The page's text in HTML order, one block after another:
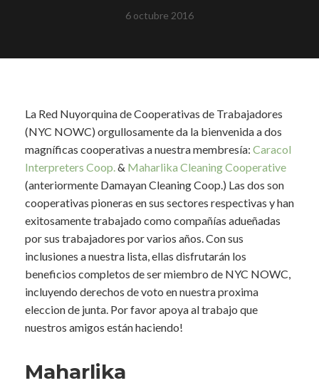
6 octubre 2016
La Red Nuyorquina de Cooperativas de Trabajadores
(NYC NOWC) orgullosamente da la bienvenida a dos
magníficas cooperativas a nuestra membresía: Caracol
Interpreters Coop.& Maharlika Cleaning Cooperative
(anteriormente Damayan Cleaning Coop.) Las dos son
cooperativas pioneras en sus sectores respectivas y han
exitosamente trabajado como compañías adueñadas
por sus trabajadores por varios años. Con sus
inclusiones a nuestra lista, ellas disfrutarán los
beneficios completos de ser miembro de NYC NOWC,
incluyendo derechos de voto en nuestra proxima
eleccion de junta. Por favor apoya al trabajo que
nuestros amigos están haciendo!
Maharlika